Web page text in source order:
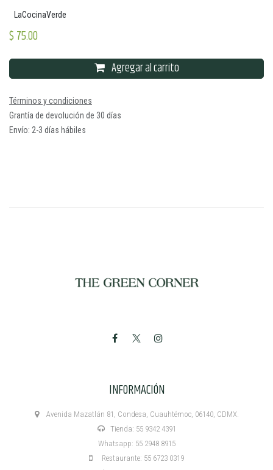
LaCocinaVerde
$75.00
Agregar al carrito
Términos y condiciones
Grantía de devolución de 30 días
Envío: 2-3 días hábiles
INFORMACIÓN
Avenida Mazatlán 81, Condesa, Cuauhtémoc, 06140, CDMX.
Tienda: 55 9342 4391
Whatsapp: 55 2948 8915
Restaurante: 55 6723 0319